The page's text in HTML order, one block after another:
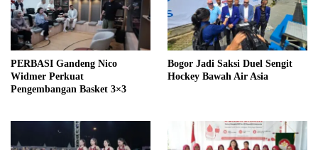
PERBASI Gandeng Nico
Widmer Perkuat
Pengembangan Basket 3×3
Bogor Jadi Saksi Duel Sengit
Hockey Bawah Air Asia